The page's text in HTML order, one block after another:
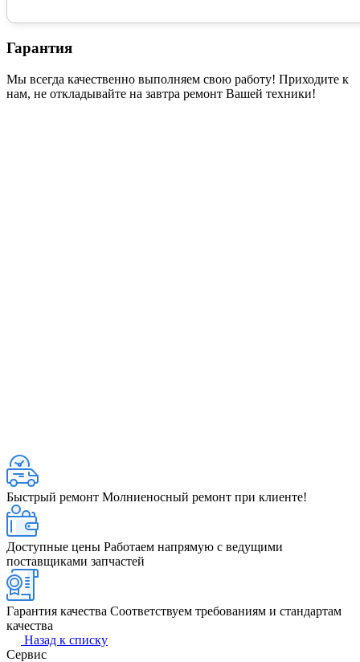
Гарантия
Мы всегда качественно выполняем свою работу! Приходите к
нам, не откладывайте на завтра ремонт Вашей техники!
Быстрый ремонт Молниеносный ремонт при клиенте!
Доступные цены Работаем напрямую с ведущими
поставщиками запчастей
Гарантия качества Соответствуем требованиям и стандартам
качества
Назад к списку
Сервис